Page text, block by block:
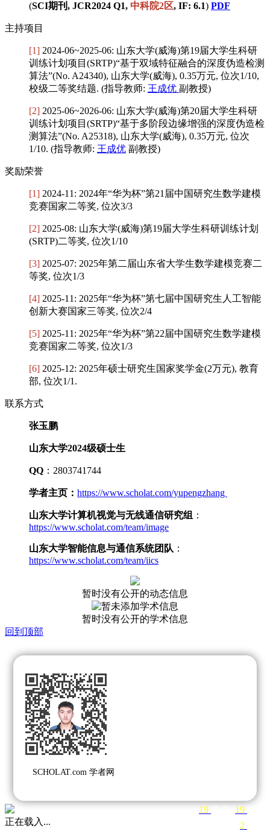
19 19
2
(SCI期刊, JCR2024 Q1, 中科院2区, IF: 6.1) PDF
主持项目
[1] 2024-06~2025-06: 山东大学(威海)第19届大学生科研
训练计划项目(SRTP)“基于双域特征融合的深度伪造检测
算法”(No. A24340), 山东大学(威海), 0.35万元, 位次1/10,
校级二等奖结题. (指导教师: 王成优 副教授)
[2] 2025-06~2026-06: 山东大学(威海)第20届大学生科研
训练计划项目(SRTP)“基于多阶段边缘增强的深度伪造检
测算法”(No. A25318), 山东大学(威海), 0.35万元, 位次
1/10. (指导教师: 王成优 副教授)
奖励荣誉
[1] 2024-11: 2024年“华为杯”第21届中国研究生数学建模
竞赛国家二等奖, 位次3/3
[2] 2025-08: 山东大学(威海)第19届大学生科研训练计划
(SRTP)二等奖, 位次1/10
[3] 2025-07: 2025年第二届山东省大学生数学建模竞赛二
等奖, 位次1/3
[4] 2025-11: 2025年“华为杯”第七届中国研究生人工智能
创新大赛国家三等奖, 位次2/4
[5] 2025-11: 2025年“华为杯”第22届中国研究生数学建模
竞赛国家二等奖, 位次1/3
[6] 2025-12: 2025年硕士研究生国家奖学金(2万元), 教育
部, 位次1/1.
联系方式
张玉鹏
山东大学2024级硕士生
QQ ：2803741744
学者主页： https://www.scholat.com/yupengzhang
山东大学计算机视觉与无线通信研究组 ：
https://www.scholat.com/team/image
山东大学智能信息与通信系统团队 ：
https://www.scholat.com/team/iics
暂时没有公开的动态信息
暂时没有公开的学术信息
回到顶部
SCHOLAT.com 学者网
正在载入...